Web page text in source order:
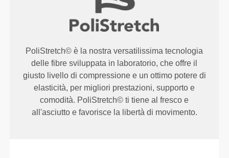
PoliStretch© è la nostra versatilissima tecnologia
delle fibre sviluppata in laboratorio, che offre il
giusto livello di compressione e un ottimo potere di
elasticità, per migliori prestazioni, supporto e
comodità. PoliStretch© ti tiene al fresco e
all'asciutto e favorisce la libertà di movimento.